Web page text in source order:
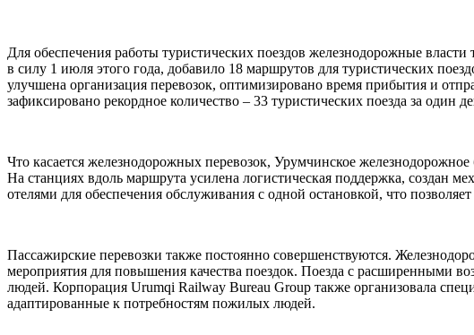
Для обеспечения работы туристических поездов железнодорожные
в силу 1 июля этого года, добавило 18 маршрутов для туристических
улучшена организация перевозок, оптимизировано время прибытия и
зафиксировано рекордное количество – 33 туристических поезда за один
Что касается железнодорожных перевозок, Урумчинское
На станциях вдоль маршрута усилена логистическая поддержка, создан
отелями для обеспечения обслуживания с одной остановкой, что
Пассажирские перевозки также постоянно совершенствуются.
мероприятия для повышения качества поездок. Поезда с расширенными
людей. Корпорация Urumqi Railway Bureau Group также организовала
адаптированные к потребностям пожилых людей.